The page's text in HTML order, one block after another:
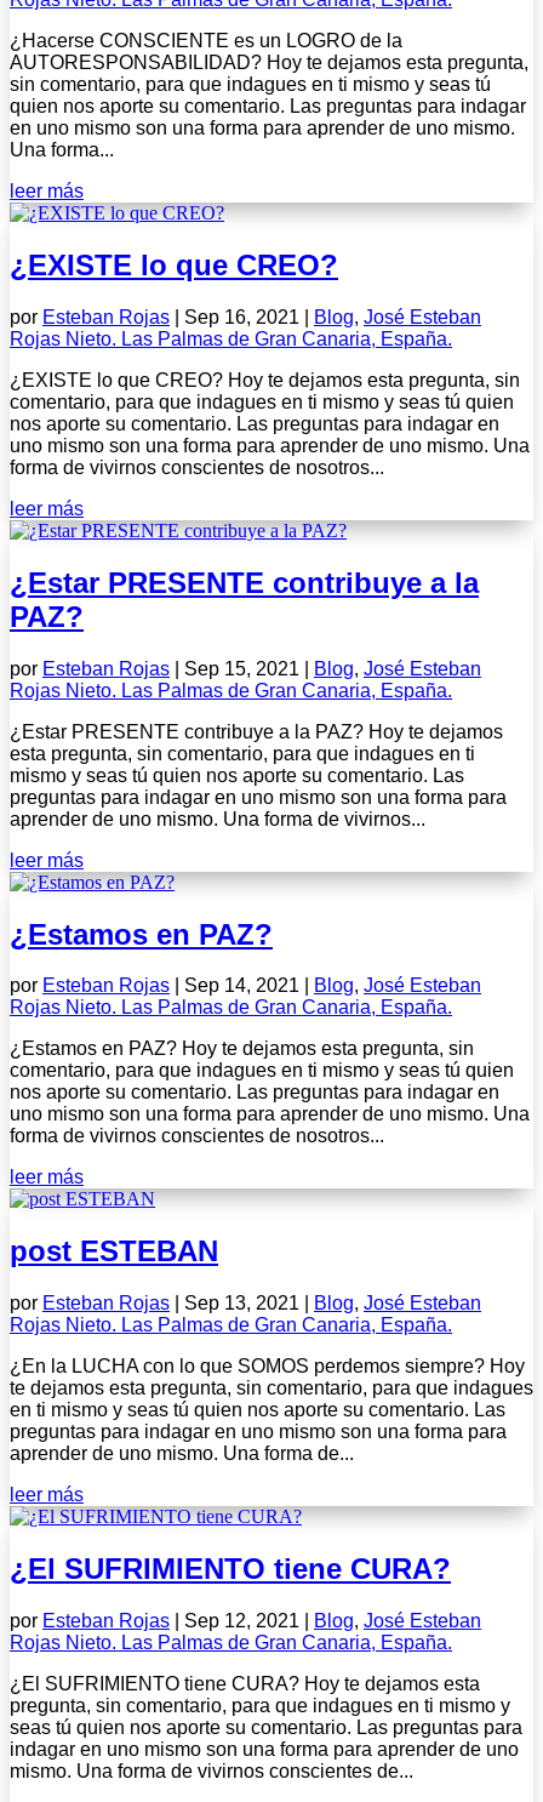
¿Hacerse CONSCIENTE es un LOGRO de la
AUTORESPONSABILIDAD? Hoy te dejamos esta pregunta,
sin comentario, para que indagues en ti mismo y seas tú
quien nos aporte su comentario. Las preguntas para indagar
en uno mismo son una forma para aprender de uno mismo.
Una forma...
leer más
¿EXISTE lo que CREO?
por Esteban Rojas Sep 16, 2021 Blog, José Esteban
Rojas Nieto. Las Palmas de Gran Canaria, España.
¿EXISTE lo que CREO? Hoy te dejamos esta pregunta, sin
comentario, para que indagues en ti mismo y seas tú quien
nos aporte su comentario. Las preguntas para indagar en
uno mismo son una forma para aprender de uno mismo. Una
forma de vivirnos conscientes de nosotros...
leer más
¿Estar PRESENTE contribuye a la
PAZ?
por Esteban Rojas Sep 15, 2021 Blog, José Esteban
Rojas Nieto. Las Palmas de Gran Canaria, España.
¿Estar PRESENTE contribuye a la PAZ? Hoy te dejamos
esta pregunta, sin comentario, para que indagues en ti
mismo y seas tú quien nos aporte su comentario. Las
preguntas para indagar en uno mismo son una forma para
aprender de uno mismo. Una forma de vivirnos...
leer más
¿Estamos en PAZ?
por Esteban Rojas Sep 14, 2021 Blog, José Esteban
Rojas Nieto. Las Palmas de Gran Canaria, España.
¿Estamos en PAZ? Hoy te dejamos esta pregunta, sin
comentario, para que indagues en ti mismo y seas tú quien
nos aporte su comentario. Las preguntas para indagar en
uno mismo son una forma para aprender de uno mismo. Una
forma de vivirnos conscientes de nosotros...
leer más
post ESTEBAN
por Esteban Rojas Sep 13, 2021 Blog, José Esteban
Rojas Nieto. Las Palmas de Gran Canaria, España.
¿En la LUCHA con lo que SOMOS perdemos siempre? Hoy
te dejamos esta pregunta, sin comentario, para que indagues
en ti mismo y seas tú quien nos aporte su comentario. Las
preguntas para indagar en uno mismo son una forma para
aprender de uno mismo. Una forma de...
leer más
¿El SUFRIMIENTO tiene CURA?
por Esteban Rojas Sep 12, 2021 Blog, José Esteban
Rojas Nieto. Las Palmas de Gran Canaria, España.
¿El SUFRIMIENTO tiene CURA? Hoy te dejamos esta
pregunta, sin comentario, para que indagues en ti mismo y
seas tú quien nos aporte su comentario. Las preguntas para
indagar en uno mismo son una forma para aprender de uno
mismo. Una forma de vivirnos conscientes de...